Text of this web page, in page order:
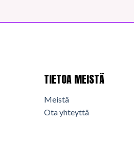
TIETOA MEISTÄ
Meistä
Ota yhteyttä